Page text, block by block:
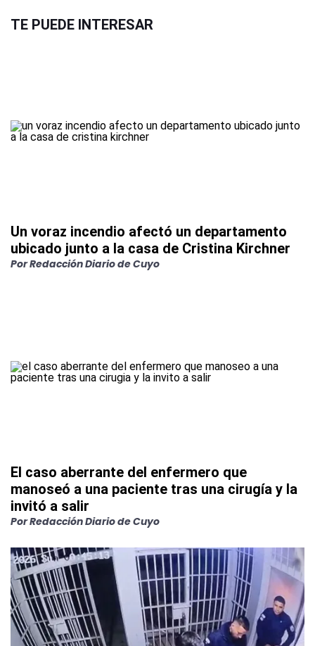
TE PUEDE INTERESAR
Un voraz incendio afectó un departamento
ubicado junto a la casa de Cristina Kirchner
PorRedacción Diario de Cuyo
El caso aberrante del enfermero que
manoseó a una paciente tras una cirugía y la
invitó a salir
PorRedacción Diario de Cuyo